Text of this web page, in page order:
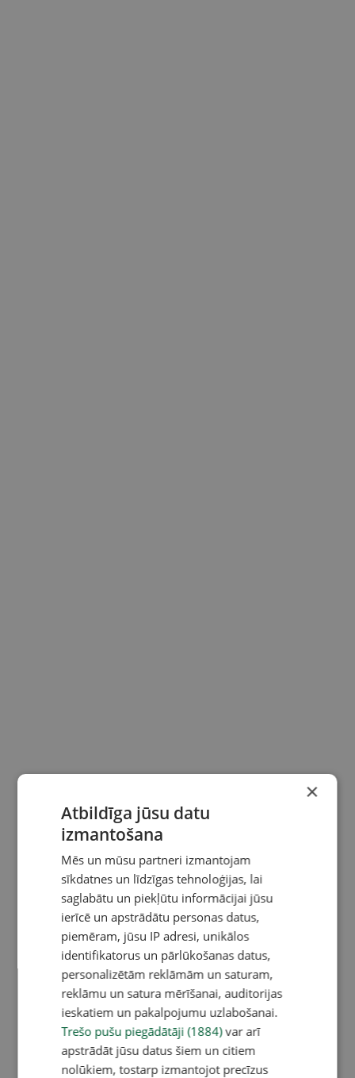
×
Atbildīga jūsu datu
izmantošana
Mēs un mūsu partneri izmantojam
sīkdatnes un līdzīgas tehnoloģijas, lai
saglabātu un piekļūtu informācijai jūsu
ierīcē un apstrādātu personas datus,
piemēram, jūsu IP adresi, unikālos
identifikatorus un pārlūkošanas datus,
personalizētām reklāmām un saturam,
reklāmu un satura mērīšanai, auditorijas
ieskatiem un pakalpojumu uzlabošanai.
Trešo pušu piegādātāji (1884)var arī
apstrādāt jūsu datus šiem un citiem
nolūkiem, tostarp izmantojot precīzus